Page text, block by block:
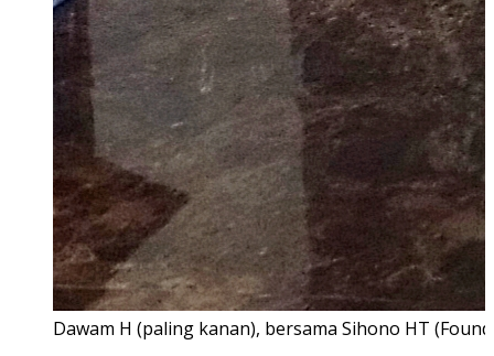
Dawam H (paling kanan), bersama Sihono HT